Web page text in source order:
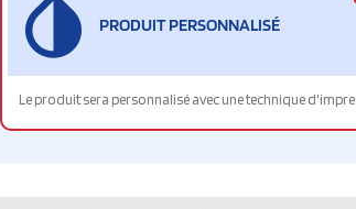
PRODUIT PERSONNALISÉ
Le produit sera personnalisé avec une technique